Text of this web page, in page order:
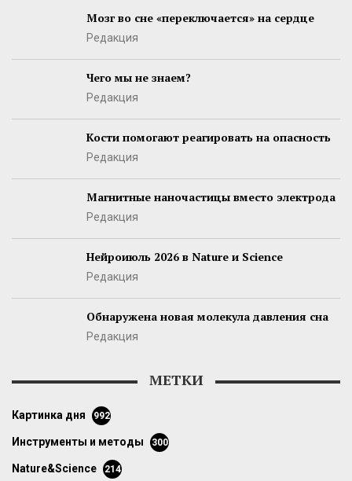
Мозг во сне «переключается» на сердце
Редакция
Чего мы не знаем?
Редакция
Кости помогают реагировать на опасность
Редакция
Магнитные наночастицы вместо электрода
Редакция
Нейроиюль 2026 в Nature и Science
Редакция
Обнаружена новая молекула давления сна
Редакция
МЕТКИ
картинка дня 992
инструменты и методы 300
Nature&Science 214